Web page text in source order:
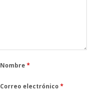
Nombre*
Correo electrónico*